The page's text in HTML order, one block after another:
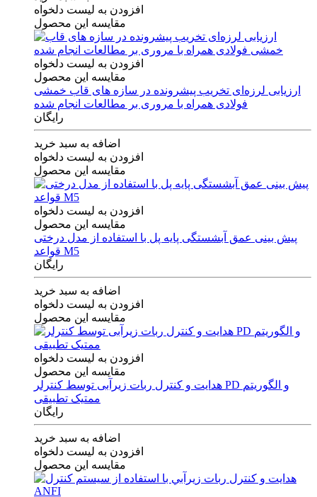
افزودن به لیست دلخواه
مقایسه این محصول
افزودن به لیست دلخواه
مقایسه این محصول
ارزیابی لرزه‌ای تخریب پیشرونده در سازه های قاب خمشی
فولادی همراه با مروری بر مطالعات انجام شده
رایگان
اضافه به سبد خرید
افزودن به لیست دلخواه
مقایسه این محصول
افزودن به لیست دلخواه
مقایسه این محصول
پیش بینی عمق آبشستگی پایه پل با استفاده از مدل درختی
قواعد M5
رایگان
اضافه به سبد خرید
افزودن به لیست دلخواه
مقایسه این محصول
افزودن به لیست دلخواه
مقایسه این محصول
هدایت و کنترل ربات زیرآبی توسط کنترلر PD و الگوریتم
ممتیک تطبیقی
رایگان
اضافه به سبد خرید
افزودن به لیست دلخواه
مقایسه این محصول